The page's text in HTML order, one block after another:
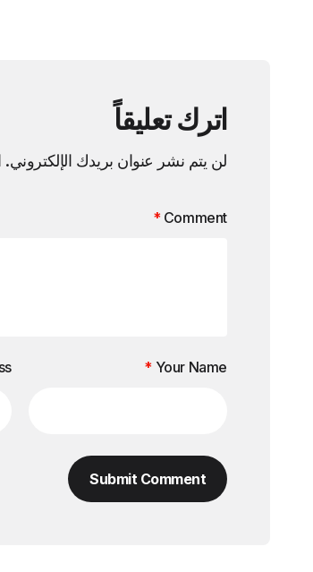
اترك تعليقاً
لن يتم نشر عنوان بريدك الإلكتروني.
Comment
*
Your Name
*
Submit Comment